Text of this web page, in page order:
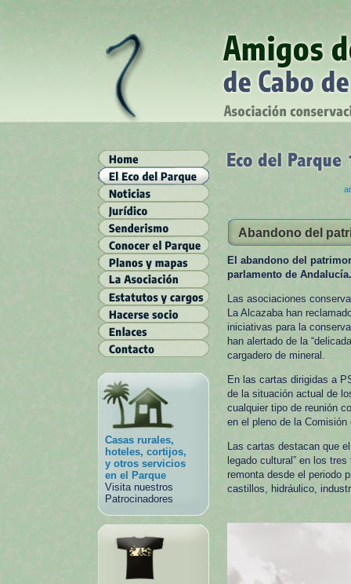
Casas rurales,
hoteles, cortijos,
y otros servicios
en el Parque
Visita nuestros
Patrocinadores
Abandono del
El abandono del
parlamento de Andalucía.
Las asociaciones
La Alcazaba han
iniciativas para la
han alertado de la
cargadero de mineral.
En las cartas dirigidas a
de la situación actual de
cualquier tipo de reunión
en el pleno de la Comisión
Las cartas destacan que
legado cultural” en los
remonta desde el periodo
castillos, hidráulico,